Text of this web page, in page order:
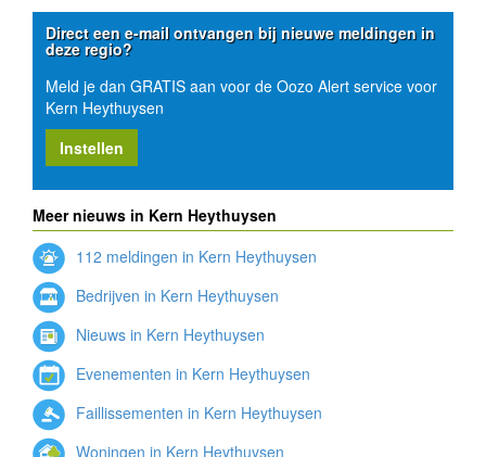
Direct een e-mail ontvangen bij nieuwe meldingen in
deze regio?
Meld je dan GRATIS aan voor de Oozo Alert service voor
Kern Heythuysen
Instellen
Meer nieuws in Kern Heythuysen
112 meldingen in Kern Heythuysen
Bedrijven in Kern Heythuysen
Nieuws in Kern Heythuysen
Evenementen in Kern Heythuysen
Faillissementen in Kern Heythuysen
Woningen in Kern Heythuysen